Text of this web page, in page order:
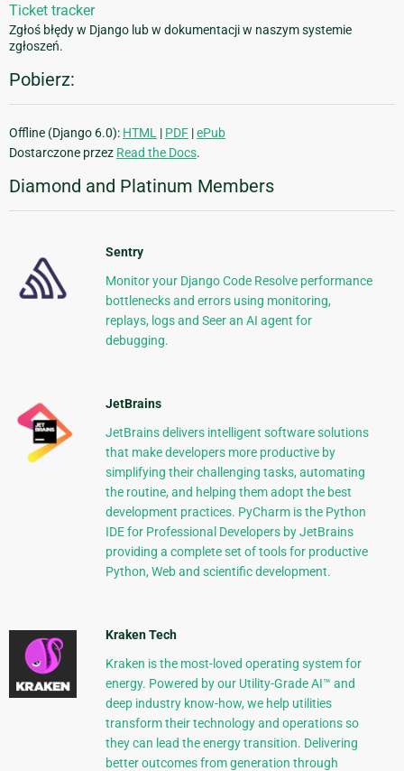
Ticket tracker
Zgłoś błędy w Django lub w dokumentacji w naszym systemie
zgłoszeń.
Pobierz:
Offline (Django 6.0): HTML | PDF |ePub
Dostarczone przez Read the Docs.
Diamond and Platinum Members
Sentry
Monitor your Django Code Resolve performance
bottlenecks and errors using monitoring,
replays, logs and Seer an AI agent for
debugging.
JetBrains
JetBrains delivers intelligent software solutions
that make developers more productive by
simplifying their challenging tasks, automating
the routine, and helping them adopt the best
development practices. PyCharm is the Python
IDE for Professional Developers by JetBrains
providing a complete set of tools for productive
Python, Web and scientific development.
Kraken Tech
Kraken is the most-loved operating system for
energy. Powered by our Utility-Grade AI™ and
deep industry know-how, we help utilities
transform their technology and operations so
they can lead the energy transition. Delivering
better outcomes from generation through